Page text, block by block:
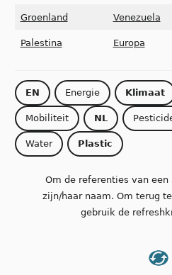
Groenland Venezuela
Palestina Europa
EN Energie Klimaat
Mobiliteit NL
Water Plastic
Om de referenties van
zijn/haar naam. Om terug
gebruik de